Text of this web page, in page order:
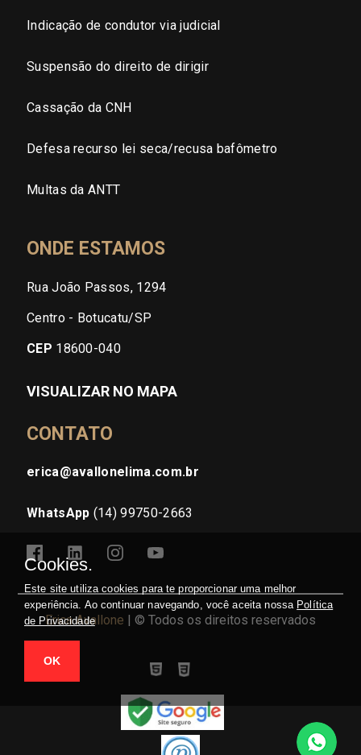
Indicação de condutor via judicial
Suspensão do direito de dirigir
Cassação da CNH
Defesa recurso lei seca/recusa bafômetro
Multas da ANTT
ONDE ESTAMOS
Rua João Passos, 1294
Centro - Botucatu/SP
CEP 18600-040
VISUALIZAR NO MAPA
CONTATO
erica@avallonelima.com.br
WhatsApp (14) 99750-2663
Erica Avallone | © Todos os direitos reservados
Cookies.
Este site utiliza cookies para te proporcionar uma melhor
experiência. Ao continuar navegando, você aceita nossa Política
de Privacidade
OK